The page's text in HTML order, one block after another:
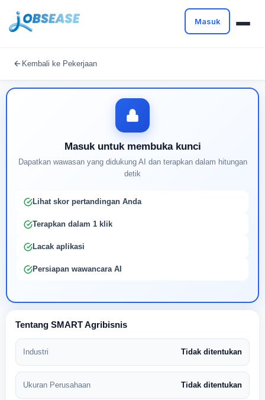
Masuk
Kembali ke Pekerjaan
Masuk untuk membuka kunci
Dapatkan wawasan yang didukung AI dan terapkan dalam hitungan
detik
Lihat skor pertandingan Anda
Terapkan dalam 1 klik
Lacak aplikasi
Persiapan wawancara AI
Tentang SMART Agribisnis
Industri Tidak ditentukan
Ukuran Perusahaan Tidak ditentukan
Buat profil Anda untuk membuka kunci pencocokan